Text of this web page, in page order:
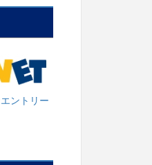
ントリー